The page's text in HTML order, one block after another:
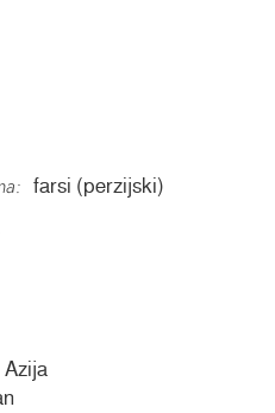
farsi (perzijski)
Azija